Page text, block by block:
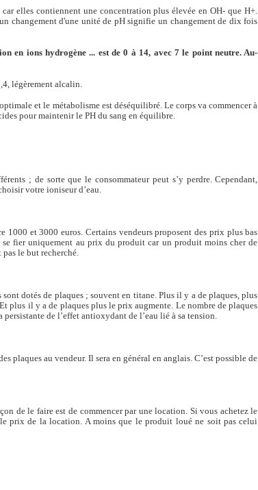
elles contiennent une concentration plus élevée en OH- que H+.
changement d'une unité de pH signifie un changement de dix fois
en ions hydrogène ... est de 0 à 14, avec 7 le point neutre. Au-
légèrement alcalin.
et le métabolisme est déséquilibré. Le corps va commencer à
pour maintenir le PH du sang en équilibre.
; de sorte que le consommateur peut s’y perdre. Cependant,
votre ioniseur d’eau.
1000 et 3000 euros. Certains vendeurs proposent des prix plus bas
fier uniquement au prix du produit car un produit moins cher de
le but recherché.
dotés de plaques ; souvent en titane. Plus il y a de plaques, plus
plus il y a de plaques plus le prix augmente. Le nombre de plaques
de l’effet antioxydant de l’eau lié à sa tension.
plaques au vendeur. Il sera en général en anglais. C’est possible de
de le faire est de commencer par une location. Si vous achetez le
prix de la location. A moins que le produit loué ne soit pas celui